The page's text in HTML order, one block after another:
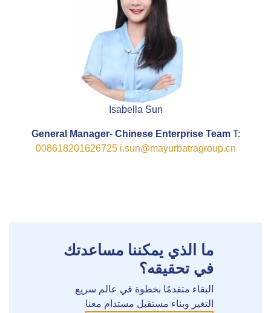
Isabella Sun
General Manager- Chinese Enterprise TeamT:
008618201626725 i.sun@mayurbatragroup.cn
ما الذي يمكننا مساعدتك
في تحقيقه؟
البقاء متقدمًا بخطوة في عالم سريع
التغير وبناء مستقبل مستدام معنا